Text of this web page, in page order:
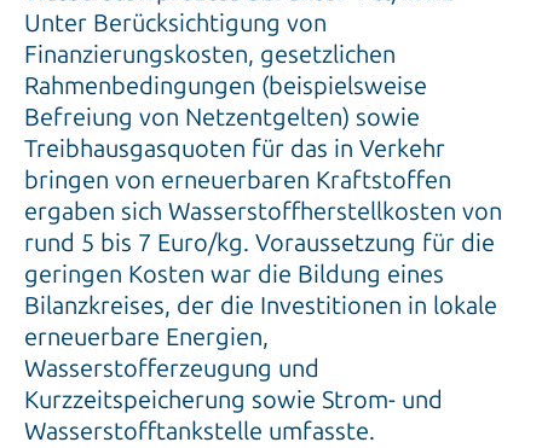
Unter Berücksichtigung von
Finanzierungskosten, gesetzlichen
Rahmenbedingungen (beispielsweise
Befreiung von Netzentgelten) sowie
Treibhausgasquoten für das in Verkehr
bringen von erneuerbaren Kraftstoffen
ergaben sich Wasserstoffherstellkosten von
rund 5 bis 7 Euro/kg. Voraussetzung für die
geringen Kosten war die Bildung eines
Bilanzkreises, der die Investitionen in lokale
erneuerbare Energien,
Wasserstofferzeugung und
Kurzzeitspeicherung sowie Strom- und
Wasserstofftankstelle umfasste.